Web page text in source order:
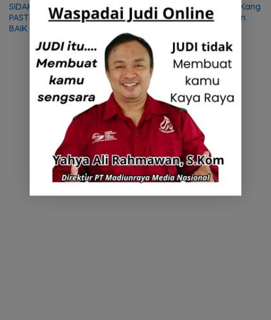
SIDAK KE SDMT, KOMISI D
PASTIKAN MBG DITERIMA
BAIK OLEH MASYARAKAT
Dibawah Pemerintahan Kang
Giri, Lima Desa Persiapan